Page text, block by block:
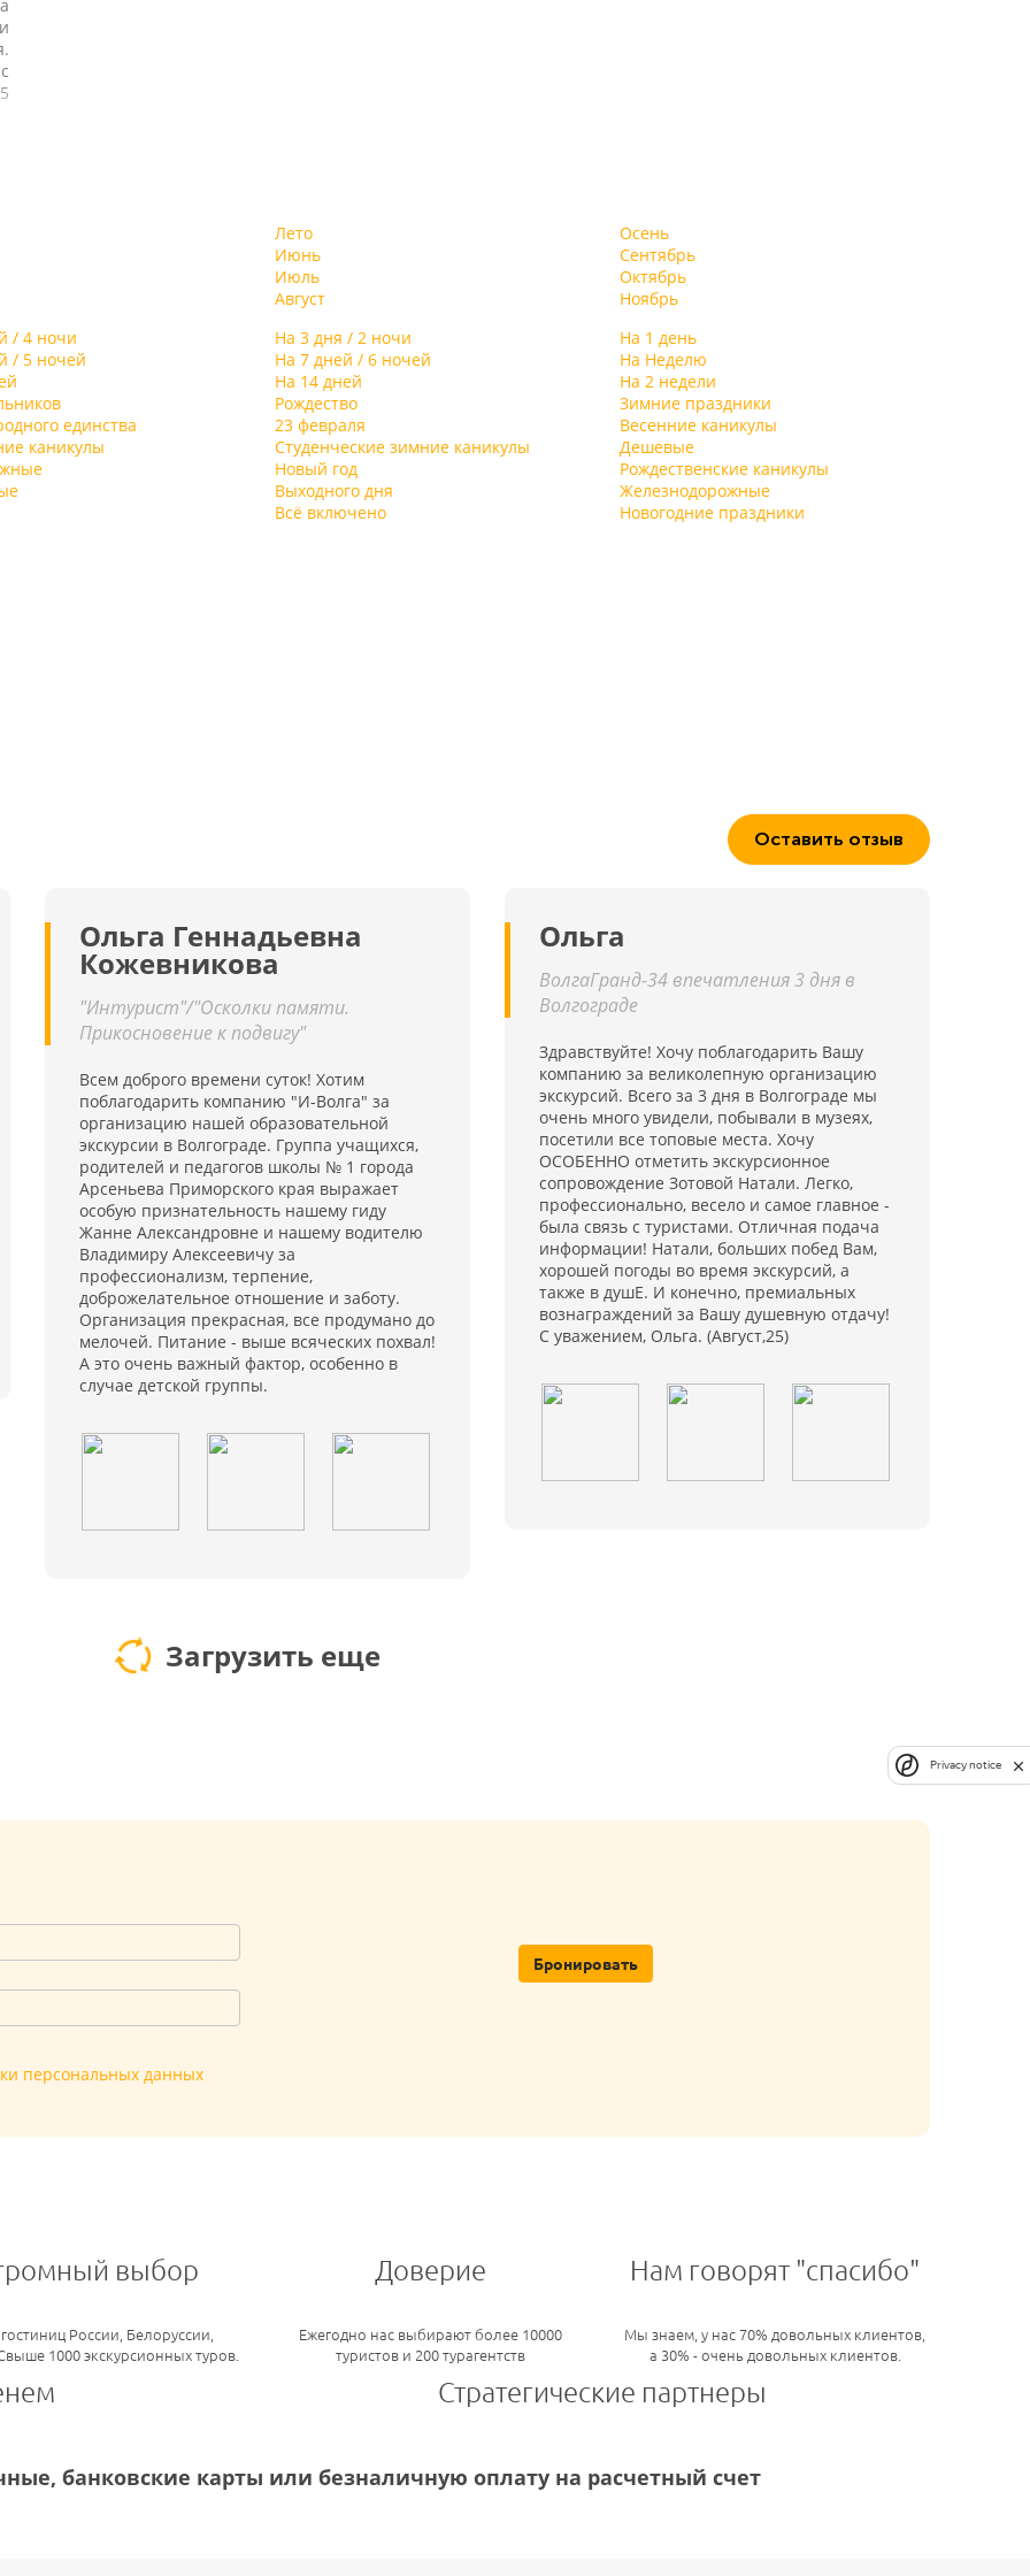
Лето
Июнь
Июль
Август
Осень
Сентябрь
Октябрь
Ноябрь
/ 4 ночи На 3 дня / 2 ночи
На 1 день
/ 5 ночей На 7 дней / 6 ночей
На Неделю
На 14 дней
На 2 недели
Рождество
Зимние праздники
единства 23 февраля
Весенние каникулы
каникулы Студенческие зимние каникулы
Дешевые
Новый год
Рождественские каникулы
Выходного дня
Железнодорожные
Всё включено
Новогодние праздники
Оставить отзыв
Ольга Геннадьевна
Кожевникова
"Интурист"/"Осколки памяти.
Прикосновение к подвигу"
Всем доброго времени суток! Хотим
поблагодарить компанию "И-Волга" за
организацию нашей образовательной
экскурсии в Волгограде. Группа учащихся,
родителей и педагогов школы № 1 города
Арсеньева Приморского края выражает
особую признательность нашему гиду
Жанне Александровне и нашему водителю
Владимиру Алексеевичу за
профессионализм, терпение,
доброжелательное отношение и заботу.
Организация прекрасная, все продумано до
мелочей. Питание - выше всяческих похвал!
А это очень важный фактор, особенно в
случае детской группы.
Ольга
ВолгаГранд-34 впечатления 3 дня в
Волгограде
Здравствуйте! Хочу поблагодарить Вашу
компанию за великолепную организацию
экскурсий. Всего за 3 дня в Волгограде мы
очень много увидели, побывали в музеях,
посетили все топовые места. Хочу
ОСОБЕННО отметить экскурсионное
сопровождение Зотовой Натали. Легко,
профессионально, весело и самое главное -
была связь с туристами. Отличная подача
информации! Натали, больших побед Вам,
хорошей погоды во время экскурсий, а
также в душЕ. И конечно, премиальных
вознаграждений за Вашу душевную отдачу!
С уважением, Ольга. (Август,25)
Загрузить еще
персональных данных
Бронировать
выбор
России, Белоруссии,
1000 экскурсионных туров.
Доверие
Ежегодно нас выбирают более 10000
туристов и 200 турагентств
Нам говорят "спасибо"
Мы знаем, у нас 70% довольных клиентов,
а 30% - очень довольных клиентов.
Стратегические партнеры
банковские карты или безналичную оплату на расчетный счет
Privacy notice